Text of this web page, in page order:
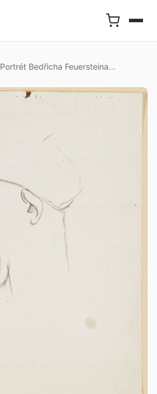
Portrét Bedřicha Feuersteina...